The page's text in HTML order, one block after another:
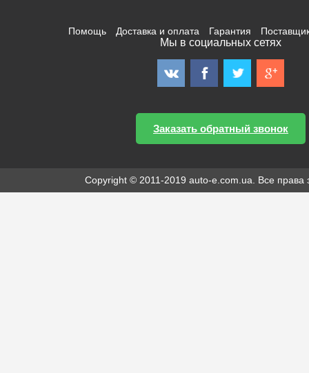
Помощь Доставка и оплата Гарантия
Мы в социальных сетях
Заказать обратный звонок
Copyright © 2011-2019 auto-e.com.ua. Все